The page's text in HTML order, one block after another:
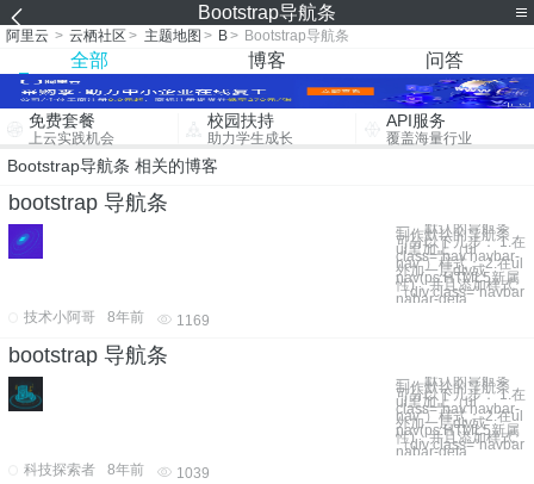
Bootstrap导航条
阿里云 > 云栖社区 > 主题地图 > B> Bootstrap导航条
全部 博客 问答
免费套餐
上云实践机会
校园扶持
助力学生成长
API服务
覆盖海量行业
Bootstrap导航条 相关的博客
bootstrap 导航条
一、默认的导航条
制作默认的导航条，
可分以下几步： 1.在
ul里加上（ul
class="nav navbar-
nav"）样式； 2.在ul
外加一层div或
nav(ps:HTML5新属
性)，并且添加样式
（div class="navbar
nabar-defa
技术小阿哥
8年前 1169
bootstrap 导航条
一、默认的导航条
制作默认的导航条，
可分以下几步： 1.在
ul里加上（ul
class="nav navbar-
nav"）样式； 2.在ul
外加一层div或
nav(ps:HTML5新属
性)，并且添加样式
（div class="navbar
nabar-defa
科技探索者
8年前 1039